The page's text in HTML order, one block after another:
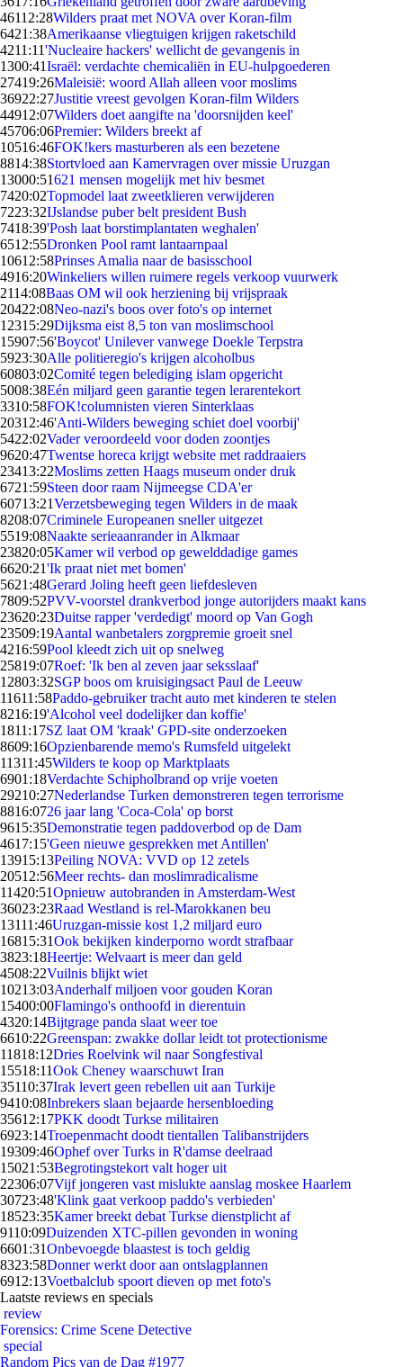
46112:28Wilders praat met NOVA over Koran-film
6421:38Amerikaanse vliegtuigen krijgen raketschild
4211:11'Nucleaire hackers' wellicht de gevangenis in
1300:41Israël: verdachte chemicaliën in EU-hulpgoederen
27419:26Maleisië: woord Allah alleen voor moslims
36922:27Justitie vreest gevolgen Koran-film Wilders
44912:07Wilders doet aangifte na 'doorsnijden keel'
45706:06Premier: Wilders breekt af
10516:46FOK!kers masturberen als een bezetene
8814:38Stortvloed aan Kamervragen over missie Uruzgan
13000:51621 mensen mogelijk met hiv besmet
7420:02Topmodel laat zweetklieren verwijderen
7223:32IJslandse puber belt president Bush
7418:39'Posh laat borstimplantaten weghalen'
6512:55Dronken Pool ramt lantaarnpaal
10612:58Prinses Amalia naar de basisschool
4916:20Winkeliers willen ruimere regels verkoop vuurwerk
2114:08Baas OM wil ook herziening bij vrijspraak
20422:08Neo-nazi's boos over foto's op internet
12315:29Dijksma eist 8,5 ton van moslimschool
15907:56'Boycot' Unilever vanwege Doekle Terpstra
5923:30Alle politieregio's krijgen alcoholbus
60803:02Comité tegen belediging islam opgericht
5008:38Eén miljard geen garantie tegen lerarentekort
3310:58FOK!columnisten vieren Sinterklaas
20312:46'Anti-Wilders beweging schiet doel voorbij'
5422:02Vader veroordeeld voor doden zoontjes
9620:47Twentse horeca krijgt website met raddraaiers
23413:22Moslims zetten Haags museum onder druk
6721:59Steen door raam Nijmeegse CDA'er
60713:21Verzetsbeweging tegen Wilders in de maak
8208:07Criminele Europeanen sneller uitgezet
5519:08Naakte serieaanrander in Alkmaar
23820:05Kamer wil verbod op gewelddadige games
6620:21'Ik praat niet met bomen'
5621:48Gerard Joling heeft geen liefdesleven
7809:52PVV-voorstel drankverbod jonge autorijders maakt kans
23620:23Duitse rapper 'verdedigt' moord op Van Gogh
23509:19Aantal wanbetalers zorgpremie groeit snel
4216:59Pool kleedt zich uit op snelweg
25819:07Roef: 'Ik ben al zeven jaar seksslaaf'
12803:32SGP boos om kruisigingsact Paul de Leeuw
11611:58Paddo-gebruiker tracht auto met kinderen te stelen
8216:19'Alcohol veel dodelijker dan koffie'
1811:17SZ laat OM 'kraak' GPD-site onderzoeken
8609:16Opzienbarende memo's Rumsfeld uitgelekt
11311:45Wilders te koop op Marktplaats
6901:18Verdachte Schipholbrand op vrije voeten
29210:27Nederlandse Turken demonstreren tegen terrorisme
8816:0726 jaar lang 'Coca-Cola' op borst
9615:35Demonstratie tegen paddoverbod op de Dam
4617:15'Geen nieuwe gesprekken met Antillen'
13915:13Peiling NOVA: VVD op 12 zetels
20512:56Meer rechts- dan moslimradicalisme
11420:51Opnieuw autobranden in Amsterdam-West
36023:23Raad Westland is rel-Marokkanen beu
13111:46Uruzgan-missie kost 1,2 miljard euro
16815:31Ook bekijken kinderporno wordt strafbaar
3823:18Heertje: Welvaart is meer dan geld
4508:22Vuilnis blijkt wiet
10213:03Anderhalf miljoen voor gouden Koran
15400:00Flamingo's onthoofd in dierentuin
4320:14Bijtgrage panda slaat weer toe
6610:22Greenspan: zwakke dollar leidt tot protectionisme
11818:12Dries Roelvink wil naar Songfestival
15518:11Ook Cheney waarschuwt Iran
35110:37Irak levert geen rebellen uit aan Turkije
9410:08Inbrekers slaan bejaarde hersenbloeding
35612:17PKK doodt Turkse militairen
6923:14Troepenmacht doodt tientallen Talibanstrijders
19309:46Ophef over Turks in R'damse deelraad
15021:53Begrotingstekort valt hoger uit
22306:07Vijf jongeren vast mislukte aanslag moskee Haarlem
30723:48'Klink gaat verkoop paddo's verbieden'
18523:35Kamer breekt debat Turkse dienstplicht af
9110:09Duizenden XTC-pillen gevonden in woning
6601:31Onbevoegde blaastest is toch geldig
8323:58Donner werkt door aan ontslagplannen
6912:13Voetbalclub spoort dieven op met foto's
Laatste reviews en specials
review
Forensics: Crime Scene Detective
special
Random Pics van de Dag #1977